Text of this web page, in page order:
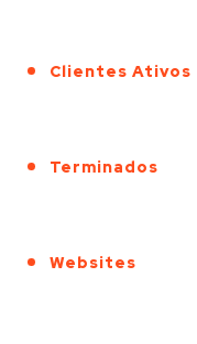
Clientes Ativos
Terminados
Websites